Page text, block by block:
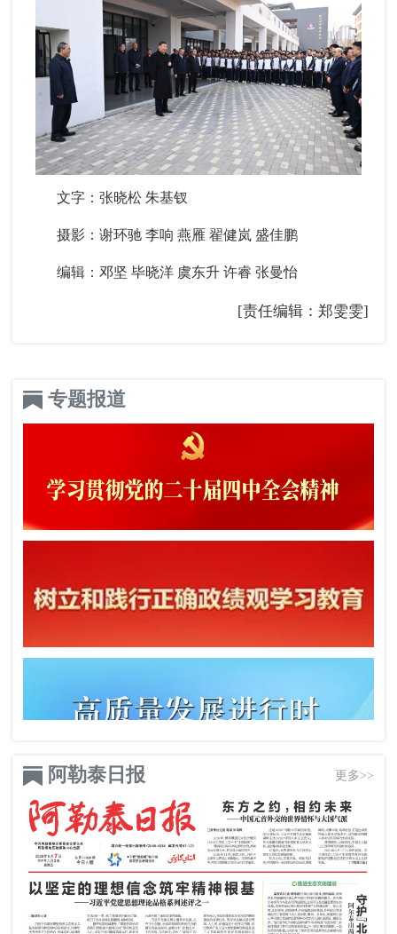
文字：张晓松 朱基钗
摄影：谢环驰 李响 燕雁 翟健岚 盛佳鹏
编辑：邓坚 毕晓洋 虞东升 许睿 张曼怡
[责任编辑：郑雯雯]
专题报道
阿勒泰日报 更多>>